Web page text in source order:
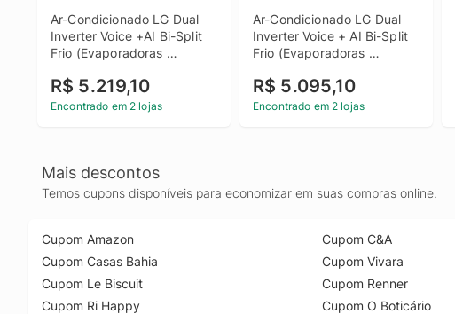
Ar-Condicionado LG Dual
Inverter Voice +AI Bi-Split
Frio (Evaporadoras
S32Q16SA212
R$ 5.219,10
Encontrado em 2 lojas
Ar-Condicionado LG Dual
Inverter Voice + AI Bi-Split
Frio (Evaporadoras
S32Q16SA181
R$ 5.095,10
Encontrado em 2 lojas
Mais descontos
Temos cupons disponíveis para economizar em suas compras online.
Cupom Amazon
Cupom Casas Bahia
Cupom Le Biscuit
Cupom Ri Happy
Cupom C&A
Cupom Vivara
Cupom Renner
Cupom O Boticário